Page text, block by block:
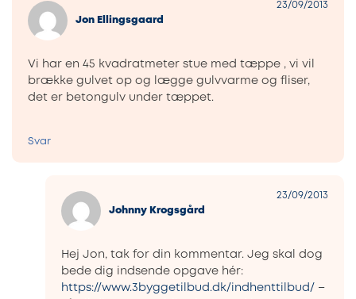
Jon Ellingsgaard
23/09/2013
Vi har en 45 kvadratmeter stue med tæppe , vi vil
brække gulvet op og lægge gulvvarme og fliser,
det er betongulv under tæppet.
Svar
Johnny Krogsgård
23/09/2013
Hej Jon, tak for din kommentar. Jeg skal dog
bede dig indsende opgave hér:
https://www.3byggetilbud.dk/indhenttilbud/ –